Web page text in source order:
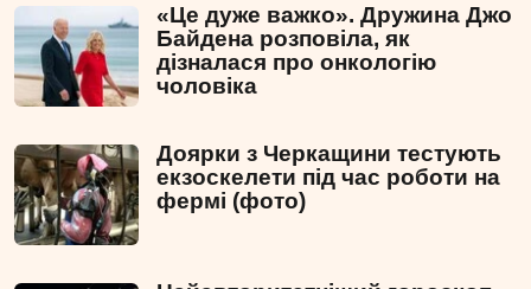
«Це дуже важко». Дружина Джо
Байдена розповіла, як
дізналася про онкологію
чоловіка
Доярки з Черкащини тестують
екзоскелети під час роботи на
фермі (фото)